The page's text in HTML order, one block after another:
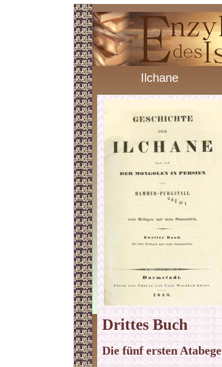
Ilchane
DrittesBuch
Die fünf ersten